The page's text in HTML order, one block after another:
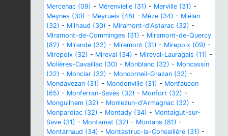
Mercenac (09) - Mérenvielle (31) - Merville (31) -
Meynes (30) - Meyrueis (48) - Mèze (34) - Miélan
(32) - Milhaud (30) - Miramont-d'Astarac (32) -
Miramont-de-Comminges (31) - Miramont-de-Quercy
(82) - Mirande (32) - Miremont (31) - Mirepoix (09) -
Mirepoix (32) - Mireval (34) - Mireval-Lauragais (11) -
Molières-Cavaillac (30) - Monblanc (32) - Moncassin
(32) - Monclar (32) - Moncorneil-Grazan (32) -
Mondavezan (31) - Mondonville (31) - Monfaucon
(65) - Monferran-Savès (32) - Monfort (32) -
Monguilhem (32) - Monlezun-d'Armagnac (32) -
Monpardiac (32) - Montady (34) - Montaigut-sur-
Save (31) - Montamat (32) - Montans (81) -
Montarnaud (34) - Montastruc-la-Conseillère (31) -